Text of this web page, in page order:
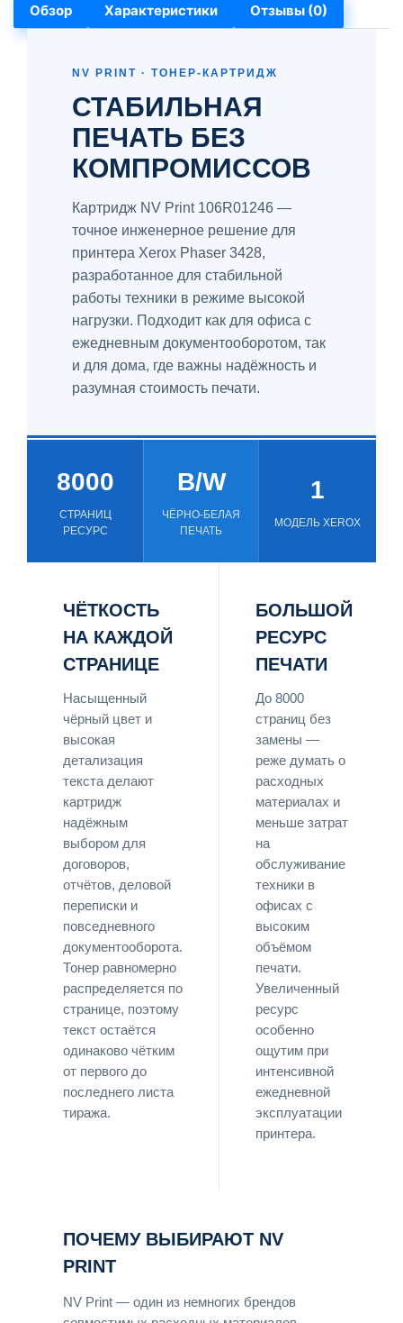
Обзор Характеристики Отзывы (0)
NV PRINT · ТОНЕР-КАРТРИДЖ
СТАБИЛЬНАЯ
ПЕЧАТЬ БЕЗ
КОМПРОМИССОВ
Картридж NV Print 106R01246 —
точное инженерное решение для
принтера Xerox Phaser 3428,
разработанное для стабильной
работы техники в режиме высокой
нагрузки. Подходит как для офиса с
ежедневным документооборотом, так
и для дома, где важны надёжность и
разумная стоимость печати.
8000
СТРАНИЦ
РЕСУРС
B/W
ЧЁРНО-БЕЛАЯ
ПЕЧАТЬ
1
МОДЕЛЬ XEROX
ЧЁТКОСТЬ
НА КАЖДОЙ
СТРАНИЦЕ
Насыщенный
чёрный цвет и
высокая
детализация
текста делают
картридж
надёжным
выбором для
договоров,
отчётов, деловой
переписки и
повседневного
документооборота.
Тонер равномерно
распределяется по
странице, поэтому
текст остаётся
одинаково чётким
от первого до
последнего листа
тиража.
БОЛЬШОЙ
РЕСУРС
ПЕЧАТИ
До 8000
страниц без
замены —
реже думать о
расходных
материалах и
меньше затрат
на
обслуживание
техники в
офисах с
высоким
объёмом
печати.
Увеличенный
ресурс
особенно
ощутим при
интенсивной
ежедневной
эксплуатации
принтера.
ПОЧЕМУ ВЫБИРАЮТ NV
PRINT
NV Print — один из немногих брендов